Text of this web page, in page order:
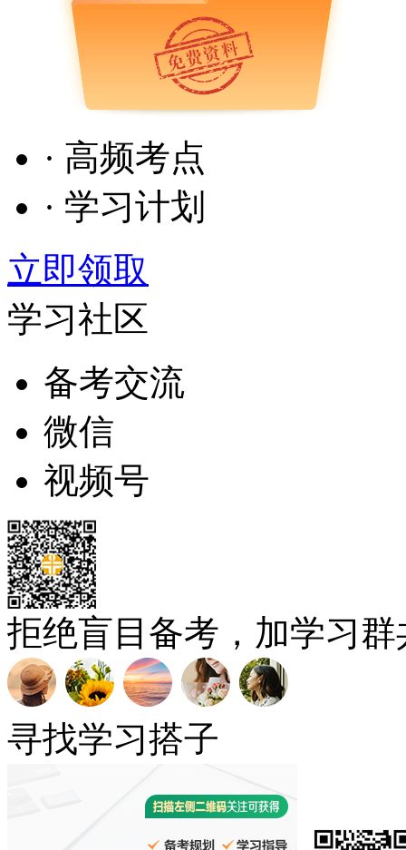
· 高频考点
· 学习计划
立即领取
学习社区
备考交流
微信
视频号
拒绝盲目备考，加学习
寻找学习搭子